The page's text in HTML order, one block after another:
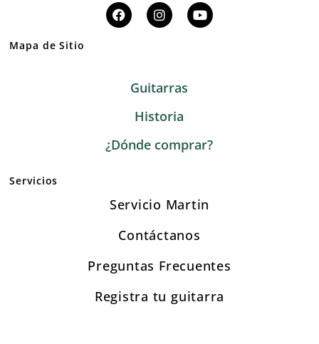
Mapa de Sitio
Guitarras
Historia
¿Dónde comprar?
Servicios
Servicio Martin
Contáctanos
Preguntas Frecuentes
Registra tu guitarra